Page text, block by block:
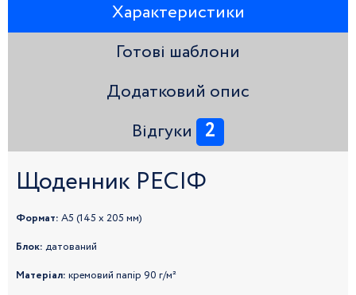
Характеристики
Готові шаблони
Додатковий опис
Відгуки 2
Щоденник РЕСІФ
Формат: А5 (145 х 205 мм)
Блок: датований
Матеріал: кремовий папір 90 г/м²